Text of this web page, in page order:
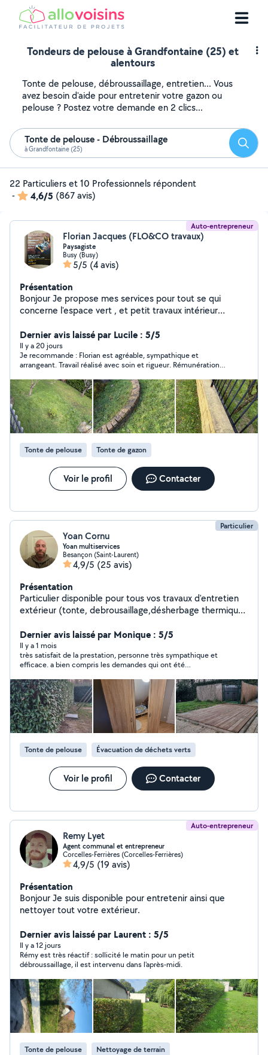
Tondeurs de pelouse à Grandfontaine (25) et
alentours
Tonte de pelouse, débroussaillage, entretien... Vous
avez besoin d'aide pour entretenir votre gazon ou
pelouse ? Postez votre demande en 2 clics...
Tonte de pelouse - Débroussaillage
à Grandfontaine (25)
22 Particuliers et 10 Professionnels répondent
-
4,6/5 (867 avis)
Auto-entrepreneur
Florian Jacques (FLO&CO travaux)
Paysagiste
Busy (Busy)
5/5 (4 avis)
Présentation
Bonjour Je propose mes services pour tout se qui
concerne l'espace vert , et petit travaux intérieur
Dernier avis laissé par Lucile : 5/5
Il y a 20 jours
Je recommande : Florian est agréable, sympathique et
arrangeant. Travail réalisé avec soin et rigueur. Rémunération
travail. Merci beaucoup.
Tonte de pelouse Tonte de gazon
Voir le profil Contacter
Particulier
Yoan Cornu
Yoan multiservices
Besançon (Saint-Laurent)
4,9/5 (25 avis)
Présentation
Particulier disponible pour tous vos travaux d'entretien
extérieur (tonte, debrousaillage,désherbage thermique,
Également pour travaux intérieur de peinture, sols,
montage de meubles, aide au déménagement, fixation
de luminaires, etc .... N'hésitez pas.
Dernier avis laissé par Monique : 5/5
Il y a 1 mois
très satisfait de la prestation, personne très sympathique et
efficace. a bien compris les demandes qui ont été
Tonte de pelouse Évacuation de déchets verts
Voir le profil Contacter
Auto-entrepreneur
Remy Lyet
Agent communal et entrepreneur
Corcelles-Ferrières (Corcelles-Ferrières)
4,9/5 (19 avis)
Présentation
Bonjour Je suis disponible pour entretenir ainsi que
nettoyer tout votre extérieur.
Dernier avis laissé par Laurent : 5/5
Il y a 12 jours
Rémy est très réactif : sollicité le matin pour un petit
débroussaillage, il est intervenu dans l'après-midi.
Tonte de pelouse Nettoyage de terrain